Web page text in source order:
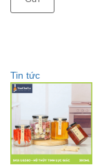
Tin tức